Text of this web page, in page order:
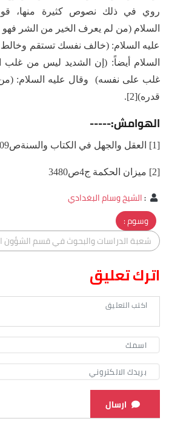
روي في ذلك نصوص كثيرة منها، قول
عليه السلام: (خالف نفسك تستقم وخالط
السلام أيضاً: (إن الشديد ليس من غلب
غلب على نفسه) وقال عليه السلام:
قدره)[2].
الهوامش:-----
[1] العقل والجهل في الكتاب والسنةص109
[2] ميزان الحكمة ج4ص3480
:الشيخ وسام البغدادي
وسوم :
شعبة الدراسات والبحوث في قسم الشؤون
اترك تعليق
ارسال